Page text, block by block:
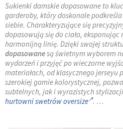
Sukienki damskie dopasowane to
garderoby, który doskonale
siebie. Charakteryzujące się
dopasowują się do ciała,
harmonijną linię. Dzięki swojej
dopasowanesą świetnym wyborem
wydarzeń i przyjęć po wieczorne
materiałach, od klasycznego jerseyu
szerokiej gamie kolorystycznej,
subtelnych, jak i wyrazistych
hurtowni swetrów oversize . …